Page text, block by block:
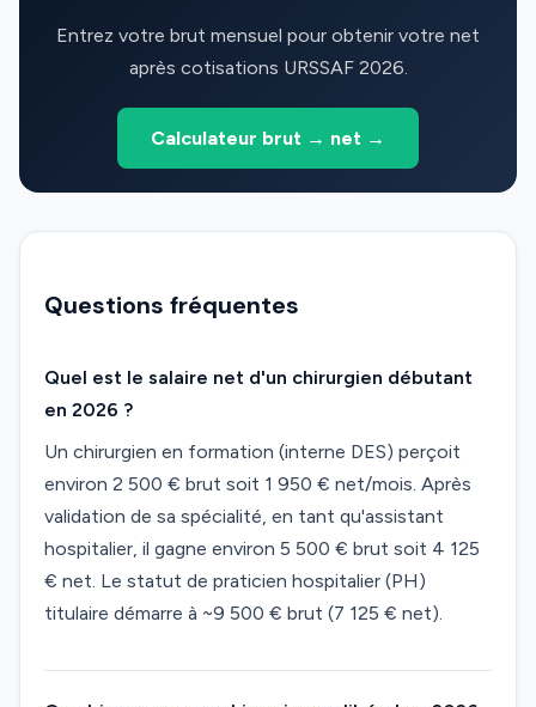
Entrez votre brut mensuel pour obtenir votre net
après cotisations URSSAF 2026.
Calculateur brut → net →
Questions fréquentes
Quel est le salaire net d'un chirurgien débutant
en 2026 ?
Un chirurgien en formation (interne DES) perçoit
environ 2 500 € brut soit 1 950 € net/mois. Après
validation de sa spécialité, en tant qu'assistant
hospitalier, il gagne environ 5 500 € brut soit 4 125
€ net. Le statut de praticien hospitalier (PH)
titulaire démarre à ~9 500 € brut (7 125 € net).